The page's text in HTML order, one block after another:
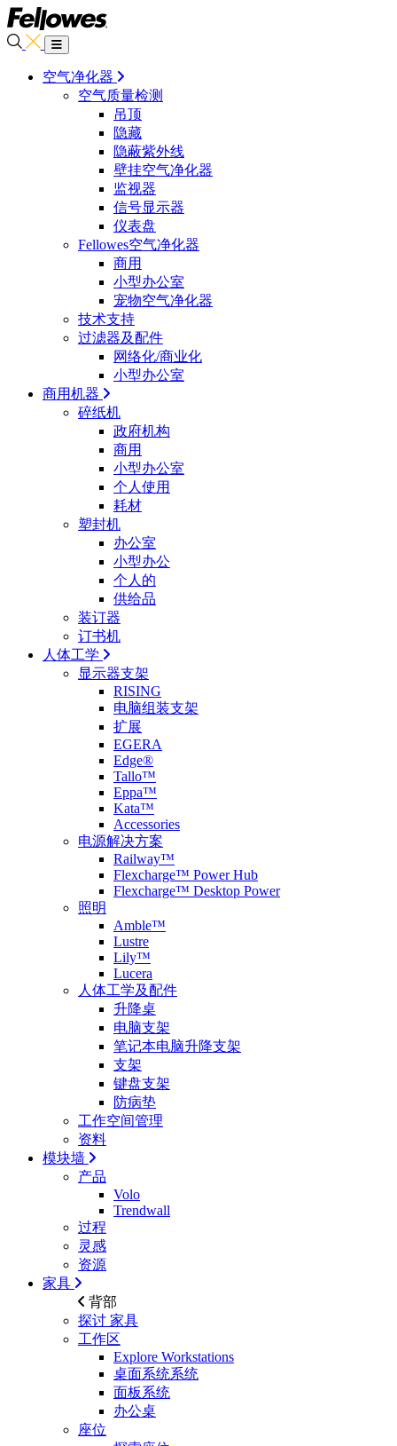
空气净化器
空气质量检测
吊顶
隐藏
隐蔽紫外线
壁挂空气净化器
监视器
信号显示器
仪表盘
Fellowes空气净化器
商用
小型办公室
宠物空气净化器
技术支持
过滤器及配件
网络化/商业化
小型办公室
商用机器
碎纸机
政府机构
商用
小型办公室
个人使用
耗材
塑封机
办公室
小型办公
个人的
供给品
装订器
订书机
人体工学
显示器支架
RISING
电脑组装支架
扩展
EGERA
Edge®
Tallo™
Eppa™
Kata™
Accessories
电源解决方案
Railway™
Flexcharge™ Power Hub
Flexcharge™ Desktop Power
照明
Amble™
Lustre
Lily™
Lucera
人体工学及配件
升降桌
电脑支架
笔记本电脑升降支架
支架
键盘支架
防病垫
工作空间管理
资料
模块墙
产品
Volo
Trendwall
过程
灵感
资源
家具
背部
探讨 家具
工作区
Explore Workstations
桌面系统系统
面板系统
办公桌
座位